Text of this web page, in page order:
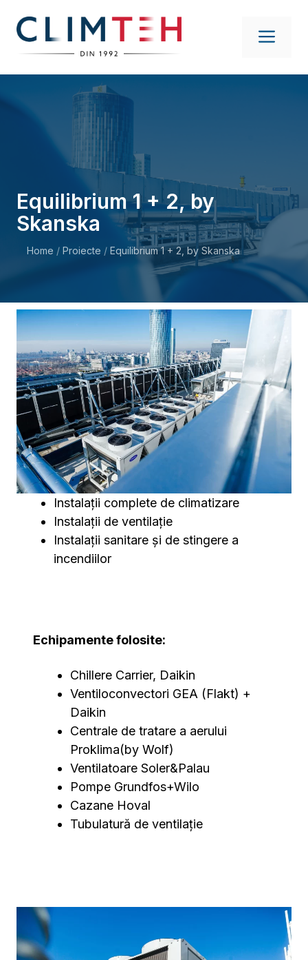
conținut
Equilibrium 1 + 2, by
Skanska
Home / Proiecte / Equilibrium 1 + 2, by Skanska
Instalații complete de climatizare
Instalații de ventilație
Instalații sanitare și de stingere a
incendiilor
Echipamente folosite:
Chillere Carrier, Daikin
Ventiloconvectori GEA (Flakt) +
Daikin
Centrale de tratare a aerului
Proklima(by Wolf)
Ventilatoare Soler&Palau
Pompe Grundfos+Wilo
Cazane Hoval
Tubulatură de ventilație